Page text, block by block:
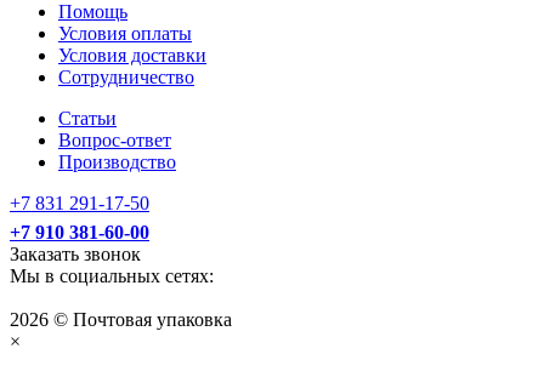
Помощь
Условия оплаты
Условия доставки
Сотрудничество
Статьи
Вопрос-ответ
Производство
+7 831 291-17-50
+7 910 381-60-00
Заказать звонок
Мы в социальных сетях:
2026 © Почтовая упаковка
×